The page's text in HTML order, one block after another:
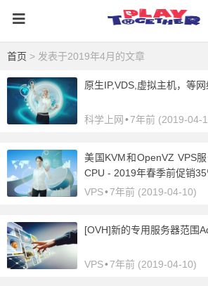
首页 > 发表于2019年4月的文章
原生IP,VDS,虚拟主机，等
科学上网 •7年前 (2019-04-
美国KVM和OpenVZ VPS
CPU - 2019年春季前促销35
VPS•7年前 (2019-04-10)
[OVH]新的专用服务器范围
VPS•7年前 (2019-04-10)